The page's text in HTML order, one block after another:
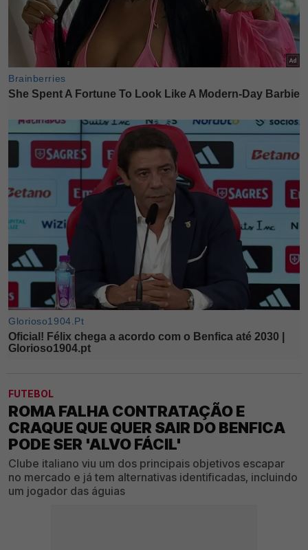
FUTEBOL
ROMA FALHA CONTRATAÇÃO E
CRAQUE QUE QUER SAIR DO BENFICA
PODE SER 'ALVO FÁCIL'
Clube italiano viu um dos principais objetivos escapar
no mercado e já tem alternativas identificadas, incluindo
um jogador das águias